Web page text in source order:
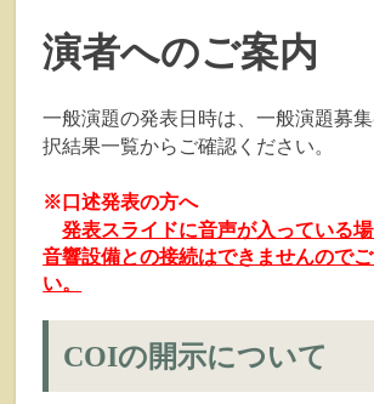
演者へのご案内
一般演題の発表日時は、一般演題募
択結果一覧からご確認ください。
※口述発表の方へ
発表スライドに音声が入っている
音響設備との接続はできませんので
い。
COIの開示について